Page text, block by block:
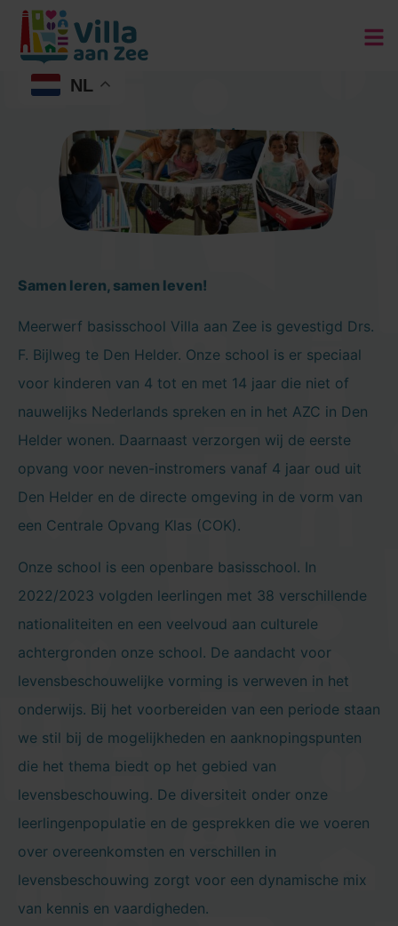
NL
Indentiteit
Samen leren, samen leven!
Meerwerf basisschool Villa aan Zee is gevestigd Drs.
F. Bijlweg te Den Helder. Onze school is er speciaal
voor kinderen van 4 tot en met 14 jaar die niet of
nauwelijks Nederlands spreken en in het AZC in Den
Helder wonen. Daarnaast verzorgen wij de eerste
opvang voor neven-instromers vanaf 4 jaar oud uit
Den Helder en de directe omgeving in de vorm van
een Centrale Opvang Klas (COK).
Onze school is een openbare basisschool. In
2022/2023 volgden leerlingen met 38 verschillende
nationaliteiten en een veelvoud aan culturele
achtergronden onze school. De aandacht voor
levensbeschouwelijke vorming is verweven in het
onderwijs. Bij het voorbereiden van een periode staan
we stil bij de mogelijkheden en aanknopingspunten
die het thema biedt op het gebied van
levensbeschouwing. De diversiteit onder onze
leerlingenpopulatie en de gesprekken die we voeren
over overeenkomsten en verschillen in
levensbeschouwing zorgt voor een dynamische mix
van kennis en vaardigheden.